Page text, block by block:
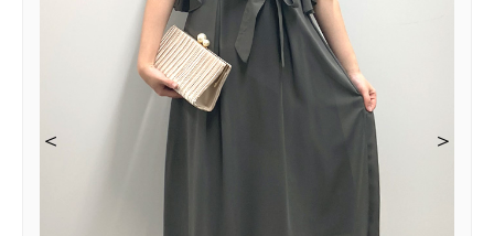
＜ ＞
＜ ＞
＜ ＞
＜ ＞
＜ ＞